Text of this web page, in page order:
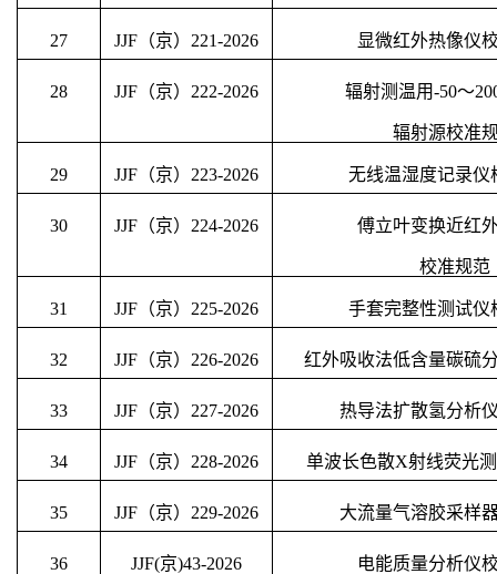
27 JJF（京） 221-2026 显微红外热像仪
28 JJF（京） 222-2026 辐射测温用-50～20
辐射源校准
29 JJF（京） 223-2026 无线温湿度记录仪
30 JJF（京） 224-2026 傅立叶变换近红
校准规范
31 JJF（京） 225-2026 手套完整性测试仪
32 JJF（京） 226-2026 红外吸收法低含量碳硫
33 JJF（京） 227-2026 热导法扩散氢分析
34 JJF（京） 228-2026 单波长色散X射线荧光
35 JJF（京） 229-2026 大流量气溶胶采样
36 JJF(京)43-2026 电能质量分析仪